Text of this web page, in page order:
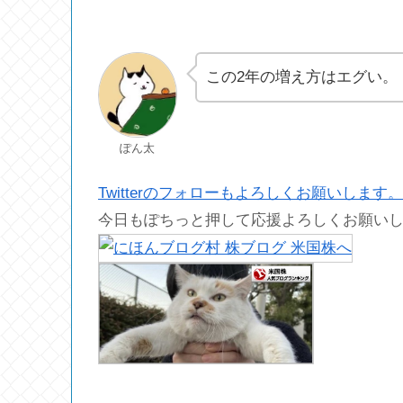
ぽん太
この2年の増え方はエグい。
Twitterのフォローもよろしくお願いします。
今日もぽちっと押して応援よろしくお願い